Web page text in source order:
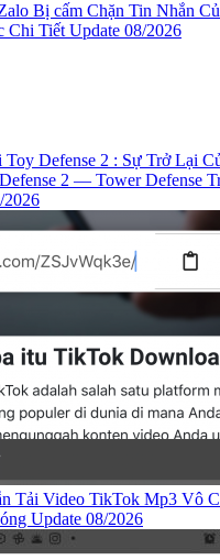
Bị cấm Chặn Tin Nhắn
Chi Tiết Update 08/2026
Toy Defense 2 : Sự Trở Lại
2 — Tower Defense
2026
Tải Video TikTok Mp3 Vô
Update 08/2026